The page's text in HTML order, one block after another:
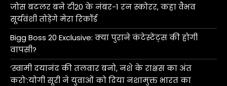
जोस बटलर बने टी20 के नंबर-1 रन स्कोरर, कहा वैभव
सूर्यवंशी तोड़ेंगे मेरा रिकॉर्ड
Bigg Boss 20 Exclusive: क्या पुराने कंटेस्टेंट्स की होगी
वापसी?
‘स्वामी दयानंद की तलवार बनो, नशे के राक्षस का अंत
करो’:योगी सूरी ने युवाओं को दिया नशामुक्त भारत का